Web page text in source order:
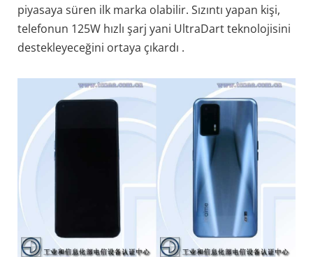
piyasaya süren ilk marka olabilir. Sızıntı yapan kişi,
telefonun 125W hızlı şarj yani UltraDart teknolojisini
destekleyeceğini ortaya çıkardı .